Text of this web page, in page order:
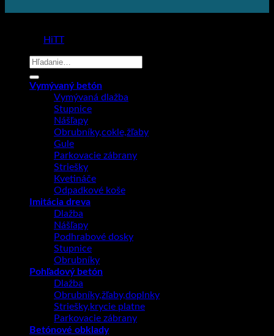
HiTT
Hľadať:
Vymývaný betón
Vymývaná dlažba
Stupnice
Nášľapy
Obrubníky,cokle,žľaby
Gule
Parkovacie zábrany
Striešky
Kvetináče
Odpadkové koše
Imitácia dreva
Dlažba
Nášľapy
Podhrabové dosky
Stupnice
Obrubníky
Pohľadový betón
Dlažba
Obrubníky,žľaby,doplnky
Striešky,krycie platne
Parkovacie zábrany
Betónové obklady